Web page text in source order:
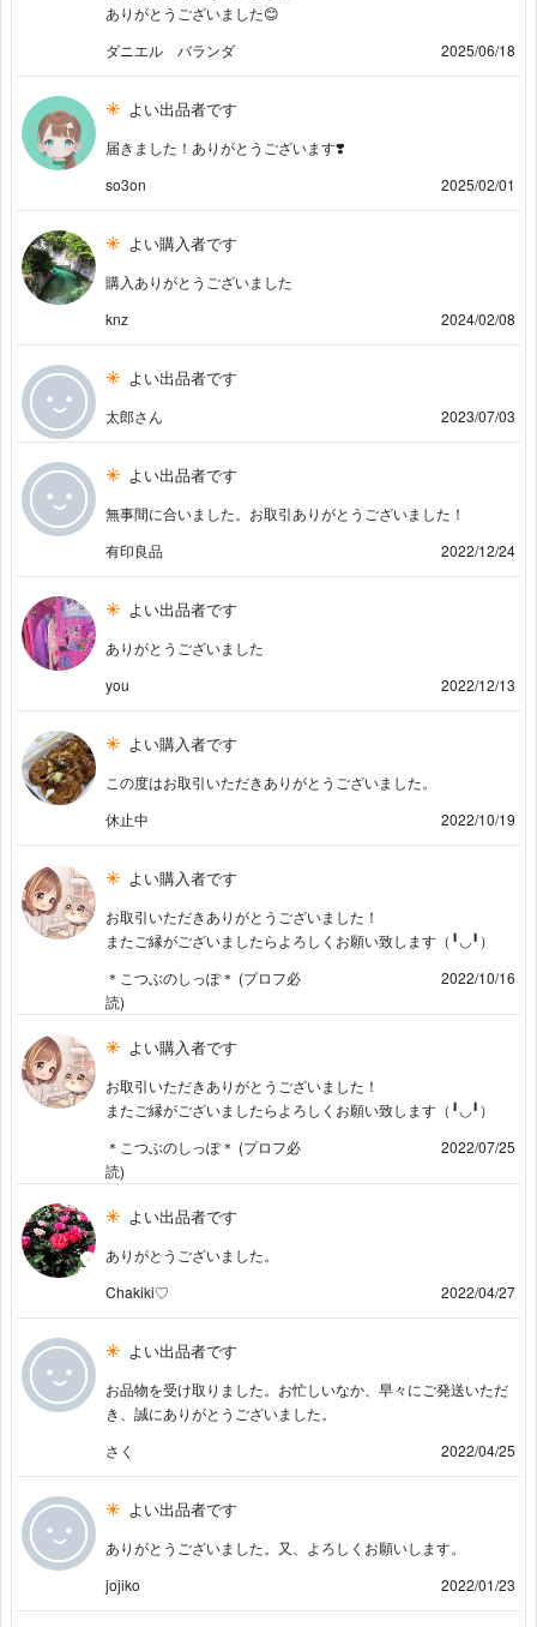
ありがとうございました😊
ダニエル バランダ
2025/06/18
よい出品者です
届きました！ありがとうございます❣️
so3on
2025/02/01
よい購入者です
購入ありがとうございました
knz
2024/02/08
よい出品者です
太郎さん 2023/07/03
よい出品者です
無事間に合いました。お取引ありがとうございました！
有印良品
2022/12/24
よい出品者です
ありがとうございました
you
2022/12/13
よい購入者です
この度はお取引いただきありがとうございました。
休止中
2022/10/19
よい購入者です
お取引いただきありがとうございました！
またご縁がございましたらよろしくお願い致します（╹◡╹）
＊こつぶのしっぽ＊ (プロフ必
読)
2022/10/16
よい購入者です
お取引いただきありがとうございました！
またご縁がございましたらよろしくお願い致します（╹◡╹）
＊こつぶのしっぽ＊ (プロフ必
読)
2022/07/25
よい出品者です
ありがとうございました。
Chakiki♡
2022/04/27
よい出品者です
お品物を受け取りました。お忙しいなか、早々にご発送いただ
き、誠にありがとうございました。
さく
2022/04/25
よい出品者です
ありがとうございました。又、よろしくお願いします。
jojiko
2022/01/23